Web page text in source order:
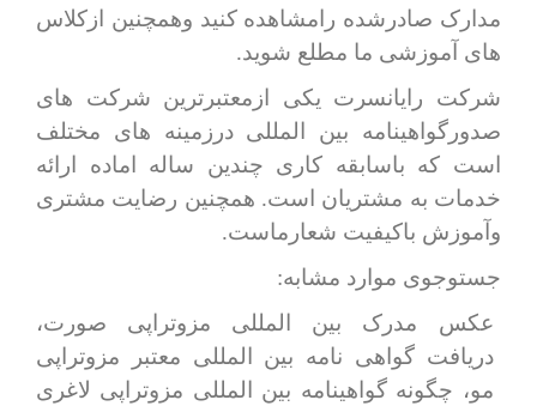
مدارک صادرشده رامشاهده کنید وهمچنین ازکلاس
های آموزشی ما مطلع شوید.
شرکت رایانسرت یکی ازمعتبرترین شرکت های
صدورگواهینامه بین المللی درزمینه های مختلف
است که باسابقه کاری چندین ساله اماده ارائه
خدمات به مشتریان است. همچنین رضایت مشتری
وآموزش باکیفیت شعارماست.
جستوجوی موارد مشابه:
عکس مدرک بین المللی مزوتراپی صورت،
دریافت گواهی نامه بین المللی معتبر مزوتراپی
مو، چگونه گواهینامه بین المللی مزوتراپی لاغری